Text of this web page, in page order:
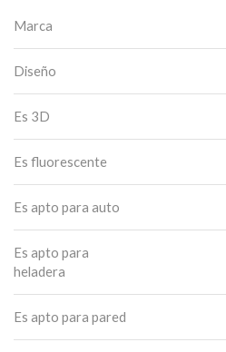
Marca
Diseño
Es 3D
Es fluorescente
Es apto para auto
Es apto para
heladera
Es apto para pared